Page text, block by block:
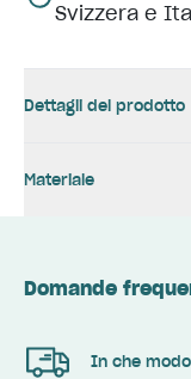
Svizzera e
Dettagli del prodotto
Materiale
Domande
In che